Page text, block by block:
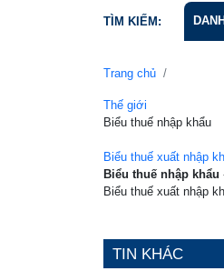
TÌM KIẾM:
Trang chủ
Thế giới
Biểu thuế nhập khẩu
Biểu thuế xuất nhập
Biểu thuế nhập khẩu-
Biểu thuế xuất nhập